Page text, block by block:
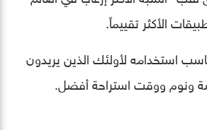
الأكثر تقييماً.
استخدامه لأولئك الذين يريدون
ونوم ووقت استراحة أفضل.